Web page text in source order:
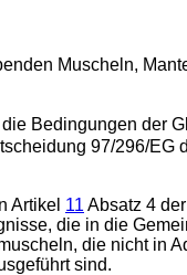
Muscheln,
Bedingungen der
97/296/EG
Artikel 11 Absatz 4
die in die
die nicht in
sind.